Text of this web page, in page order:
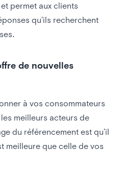
permet aux clients
qu’ils recherchent
de nouvelles
à vos consommateurs
meilleurs acteurs de
du référencement est qu’il
meilleure que celle de vos